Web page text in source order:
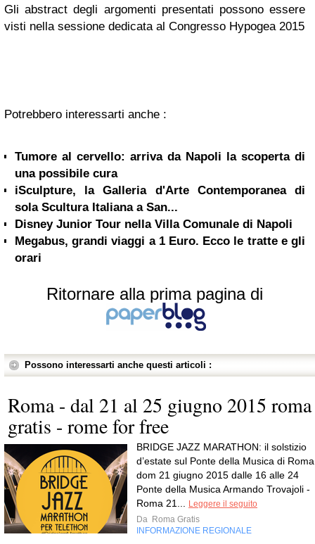
Gli abstract degli argomenti presentati possono essere
visti nella sessione dedicata al Congresso Hypogea 2015
Potrebbero interessarti anche :
Tumore al cervello: arriva da Napoli la scoperta di
una possibile cura
iSculpture, la Galleria d'Arte Contemporanea di
sola Scultura Italiana a San...
Disney Junior Tour nella Villa Comunale di Napoli
Megabus, grandi viaggi a 1 Euro. Ecco le tratte e gli
orari
Ritornare alla prima pagina di
Possono interessarti anche questi articoli :
Roma - dal 21 al 25 giugno 2015 roma
gratis - rome for free
BRIDGE JAZZ MARATHON: il solstizio
d’estate sul Ponte della Musica di Roma
dom 21 giugno 2015 dalle 16 alle 24
Ponte della Musica Armando Trovajoli -
Roma 21...
Leggere il seguito
Da Roma Gratis
INFORMAZIONE REGIONALE